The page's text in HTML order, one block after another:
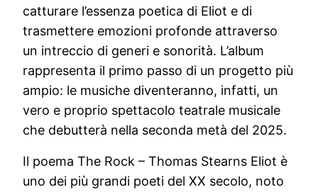
catturare l’essenza poetica di Eliot e di
trasmettere emozioni profonde attraverso
un intreccio di generi e sonorità. L’album
rappresenta il primo passo di un progetto più
ampio: le musiche diventeranno, infatti, un
vero e proprio spettacolo teatrale musicale
che debutterà nella seconda metà del 2025.
Il poema The Rock – Thomas Stearns Eliot è
uno dei più grandi poeti del XX secolo, noto